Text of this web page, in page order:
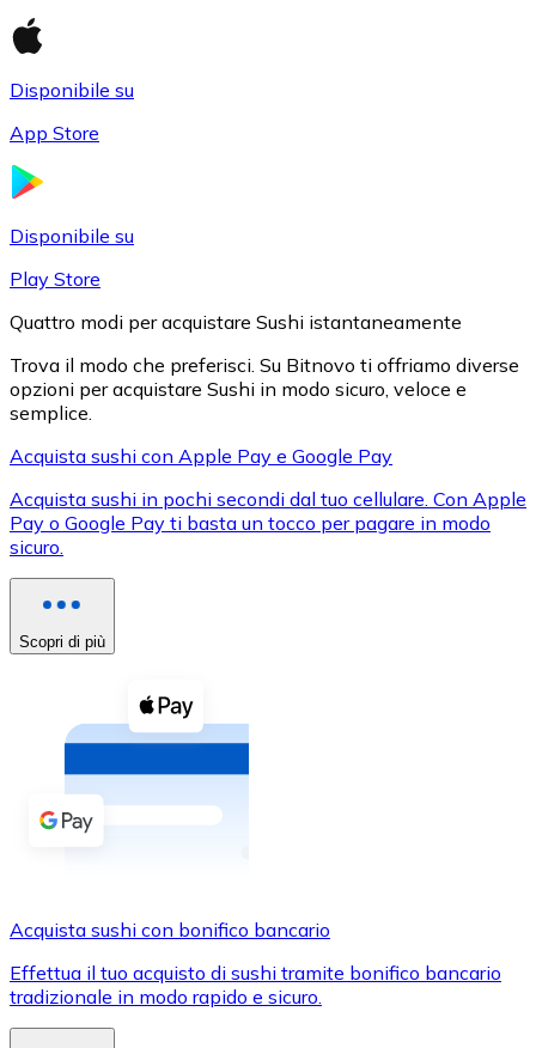
XRP
XRP
Vedi tutto
Buoni cripto
Acquista criptovalute in contanti e altri mezzi di
Acquista con contanti
Bonifico SEPA
Usa le carte Visa e Mastercard per acquistare
Acquista con carta
Disponibile su
App Store
Disponibile su
Play Store
Quattro modi per acquistare Sushi istantaneamente
Trova il modo che preferisci. Su Bitnovo ti offriamo diverse
opzioni per acquistare Sushi in modo sicuro, veloce e
semplice.
Acquista sushi con Apple Pay e Google Pay
Acquista sushi in pochi secondi dal tuo cellulare. Con Apple
Pay o Google Pay ti basta un tocco per pagare in modo
sicuro.
Scopri di più
Acquista sushi con bonifico bancario
Effettua il tuo acquisto di sushi tramite bonifico bancario
tradizionale in modo rapido e sicuro.